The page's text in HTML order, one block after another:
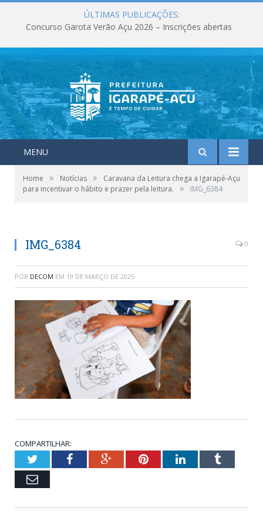
ÚLTIMAS PUBLICAÇÕES:
Concurso Garota Verão Açu 2026 – Inscrições abertas
MENU
Home » Notícias »
Caravana da Leitura chega a Igarapé-Açu
para incentivar o hábito e prazer pela leitura.
» IMG_6384
IMG_6384 0
POR DECOM EM 19 DE MARÇO DE 2025
COMPARTILHAR:
TwitterFacebookGoogle+PinterestLinkedInTumblr
Email